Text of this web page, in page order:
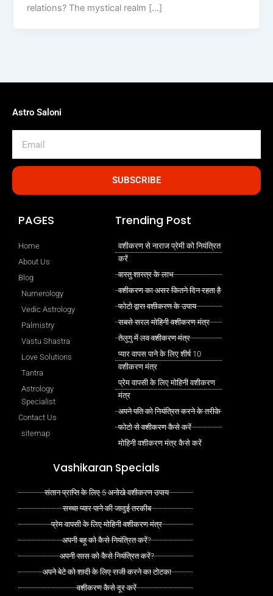
relations? The mystical realm […]
Astro Saloni
SUBSCRIBE
PAGES
Home
About Us
Blog
Numerology
Vedic Astrology
Palmistry
Vastu Shastra
Love Solutions
Tantra
Astrology
Specialist
Contact Us
sitemap
Trending Post
वशीकरण से नाराज प्रेमी को नियंत्रित
करें
वास्तु शास्त्र के लाभ
वशीकरण का असर कितने दिन रहता है
फोटो द्वारा वशीकरण के उपाय
सबसे सरल मोहिनी वशीकरण मंत्र
तेलुगु में लव वशीकरण मंत्र
प्यार वापस पाने के लिए शीर्ष 10
वशीकरण मंत्र
प्रेम वापसी के लिए मोहिनी वशीकरण
मंत्र
अपने पति को नियंत्रित करने के तरीके
फोटो से वशीकरण कैसे करें
मोहिनी वशीकरण मंत्र कैसे करें
Vashikaran Specials
संतान प्राप्ति के लिए 5 अनोखे वशीकरण उपाय
सच्चा प्यार पाने की जादुई तरकीब
प्रेम वापसी के लिए मोहिनी वशीकरण मंत्र
अपनी बहू को कैसे नियंत्रित करें?
अपनी सास को कैसे नियंत्रित करें?
अपने बेटे को शादी के लिए राजी करने का टोटका
वशीकरण कैसे दूर करें